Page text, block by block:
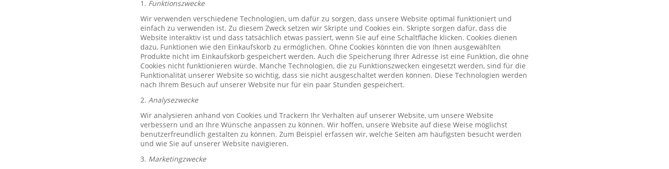
1. Funktionszwecke
Wir verwenden verschiedene Technologien, um dafür zu sorgen, dass unsere Website optimal funktioniert und
einfach zu verwenden ist. Zu diesem Zweck setzen wir Skripte und Cookies ein. Skripte sorgen dafür, dass die
Website interaktiv ist und dass tatsächlich etwas passiert, wenn Sie auf eine Schaltfläche klicken. Cookies dienen
dazu, Funktionen wie den Einkaufskorb zu ermöglichen. Ohne Cookies könnten die von Ihnen ausgewählten
Produkte nicht im Einkaufskorb gespeichert werden. Auch die Speicherung Ihrer Adresse ist eine Funktion, die ohne
Cookies nicht funktionieren würde. Manche Technologien, die zu Funktionszwecken eingesetzt werden, sind für die
Funktionalität unserer Website so wichtig, dass sie nicht ausgeschaltet werden können. Diese Technologien werden
nach Ihrem Besuch auf unserer Website nur für ein paar Stunden gespeichert.
2. Analysezwecke
Wir analysieren anhand von Cookies und Trackern Ihr Verhalten auf unserer Website, um unsere Website
verbessern und an Ihre Wünsche anpassen zu können. Wir hoffen, unsere Website auf diese Weise möglichst
benutzerfreundlich gestalten zu können. Zum Beispiel erfassen wir, welche Seiten am häufigsten besucht werden
und wie Sie auf unserer Website navigieren.
3. Marketingzwecke